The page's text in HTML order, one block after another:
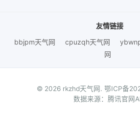
友情链接
bbjpm天气网
cpuzqh天气网
网
© 2026 rkzhd天气网. 鄂ICP备
数据来源：腾讯官网